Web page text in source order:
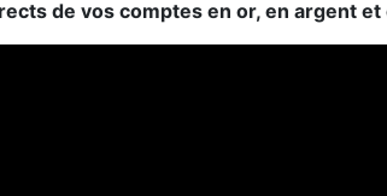
de vos comptes en or, en argent et